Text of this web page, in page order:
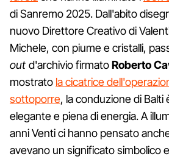
di Sanremo 2025. Dall'abito
nuovo Direttore Creativo di
Michele, con piume e cristalli,
out d'archivio firmatoRoberto
mostrato la cicatrice
sottoporre, la conduzione di Balti
elegante e piena di energia. A
anni Venti ci hanno pensato
avevano un significato simbolico